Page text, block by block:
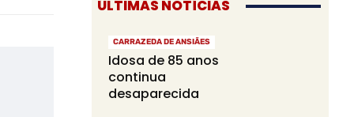
ÚLTIMAS NOTÍCIAS
CARRAZEDA DE ANSIÃES
Idosa de 85 anos
continua
desaparecida